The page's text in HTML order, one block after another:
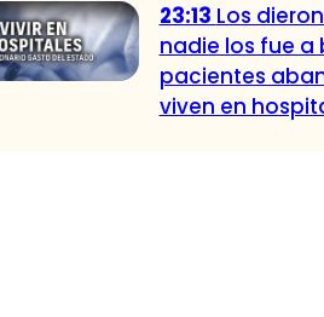
23:13 Los
nadie los fue a
pacientes
viven en